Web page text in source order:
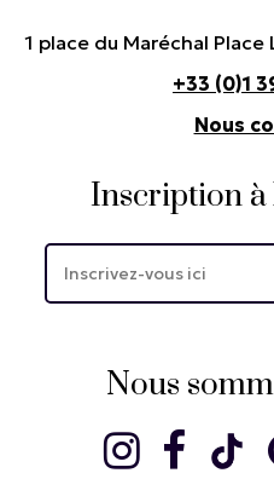
1 place du Maréchal
+33 (0)1
Nous
Inscription à
Nous